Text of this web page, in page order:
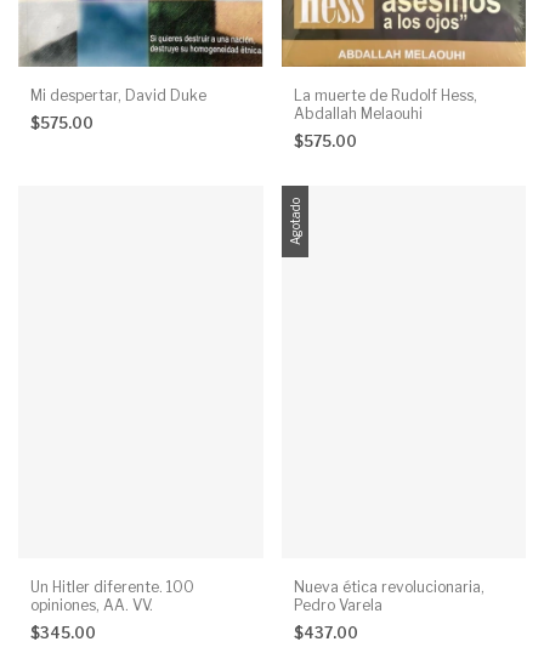
Mi despertar, David Duke
$575.00
La muerte de Rudolf Hess,
Abdallah Melaouhi
$575.00
Un Hitler diferente. 100
opiniones, AA. VV.
$345.00
Agotado
Nueva ética revolucionaria,
Pedro Varela
$437.00